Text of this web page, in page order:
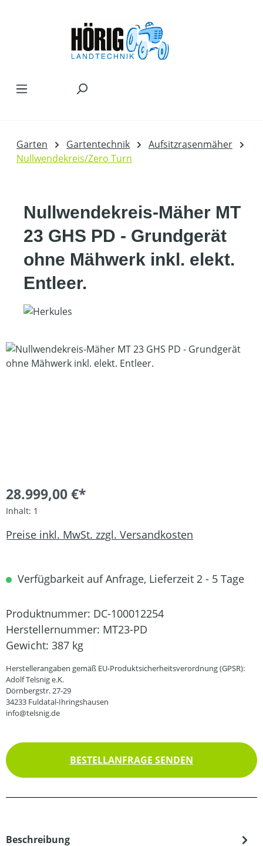
Garten Gartentechnik
Aufsitzrasenmäher
Nullwendekreis/Zero Turn
Nullwendekreis-Mäher MT
23 GHS PD - Grundgerät
ohne Mähwerk inkl. elekt.
Entleer.
Bildergalerie überspringen
28.999,00 €*
Inhalt: 1
Preise inkl. MwSt. zzgl. Versandkosten
Verfügbarkeit auf Anfrage, Lieferzeit 2 - 5 Tage
Produktnummer: DC-100012254
Herstellernummer: MT23-PD
Gewicht: 387 kg
Herstellerangaben gemäß EU-Produktsicherheitsverordnung (GPSR):
Adolf Telsnig e.K.
Dörnbergstr. 27-29
34233 Fuldatal-Ihringshausen
info@telsnig.de
BESTELLANFRAGE SENDEN
Beschreibung